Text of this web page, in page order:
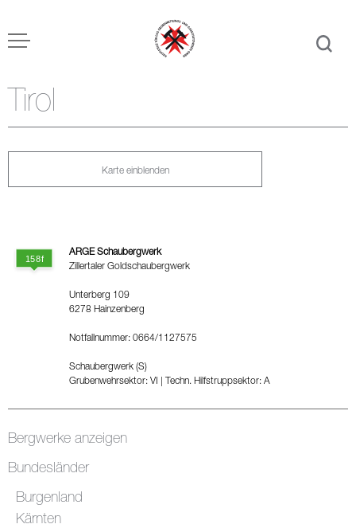
Tirol
Karte einblenden
Bergwerke anzeigen
Bundesländer
Burgenland
Kärnten
ARGE Schaubergwerk
Zillertaler Goldschaubergwerk
Unterberg 109
6278 Hainzenberg
Notfallnummer: 0664/1127575
Schaubergwerk (S)
Grubenwehrsektor: VI
Techn. Hilfstruppsektor: A